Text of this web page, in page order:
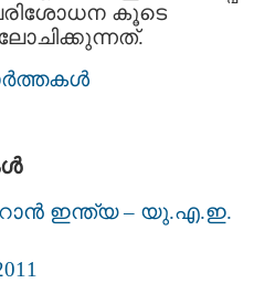
കൂടെ
ഇന്ത്യ – യു.എ.ഇ.